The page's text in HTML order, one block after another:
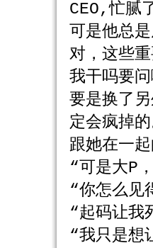
CEO,忙腻
可是他总
对，这些重
我干吗要问
要是换了
定会疯掉
跟她在一起
“可是大P
“你怎么见
“起码让我
“我只是想